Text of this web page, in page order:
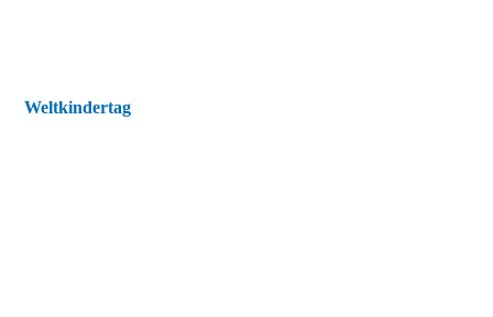
Weltkindertag